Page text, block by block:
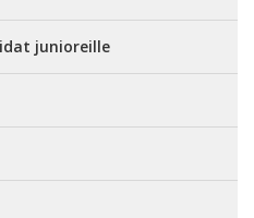
junioreille